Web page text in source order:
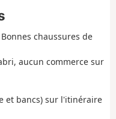
chaussures de
aucun commerce sur
et bancs) sur l'itinéraire